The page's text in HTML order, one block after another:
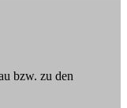
bzw. zu den